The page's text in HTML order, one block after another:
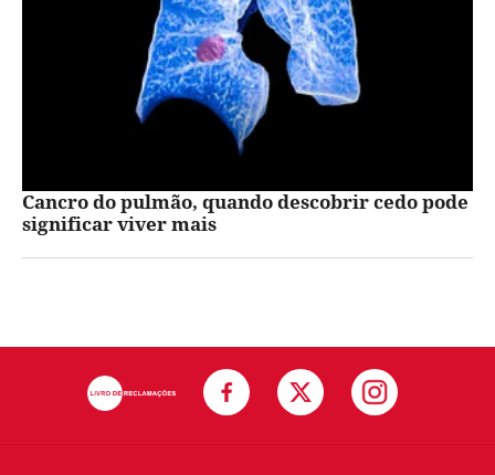
Cancro do pulmão, quando descobrir cedo pode
significar viver mais